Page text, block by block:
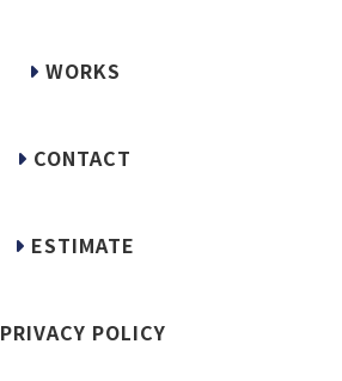
WORKS
CONTACT
ESTIMATE
PRIVACY POLICY